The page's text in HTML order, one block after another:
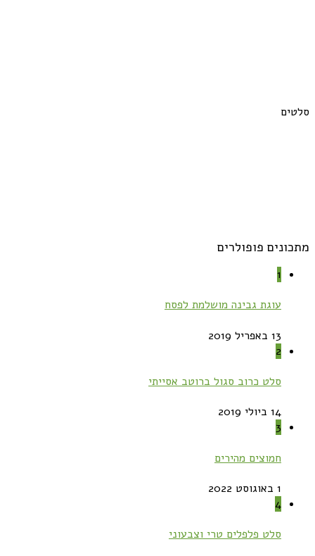
סלטים
מתכונים פופולרים
1
עוגת גבינה מושלמת לפסח
13 באפריל 2019
2
סלט כרוב סגול ברוטב אסייתי
14 ביולי 2019
3
חמוצים מהירים
1 באוגוסט 2022
4
סלט פלפלים טרי וצבעוני